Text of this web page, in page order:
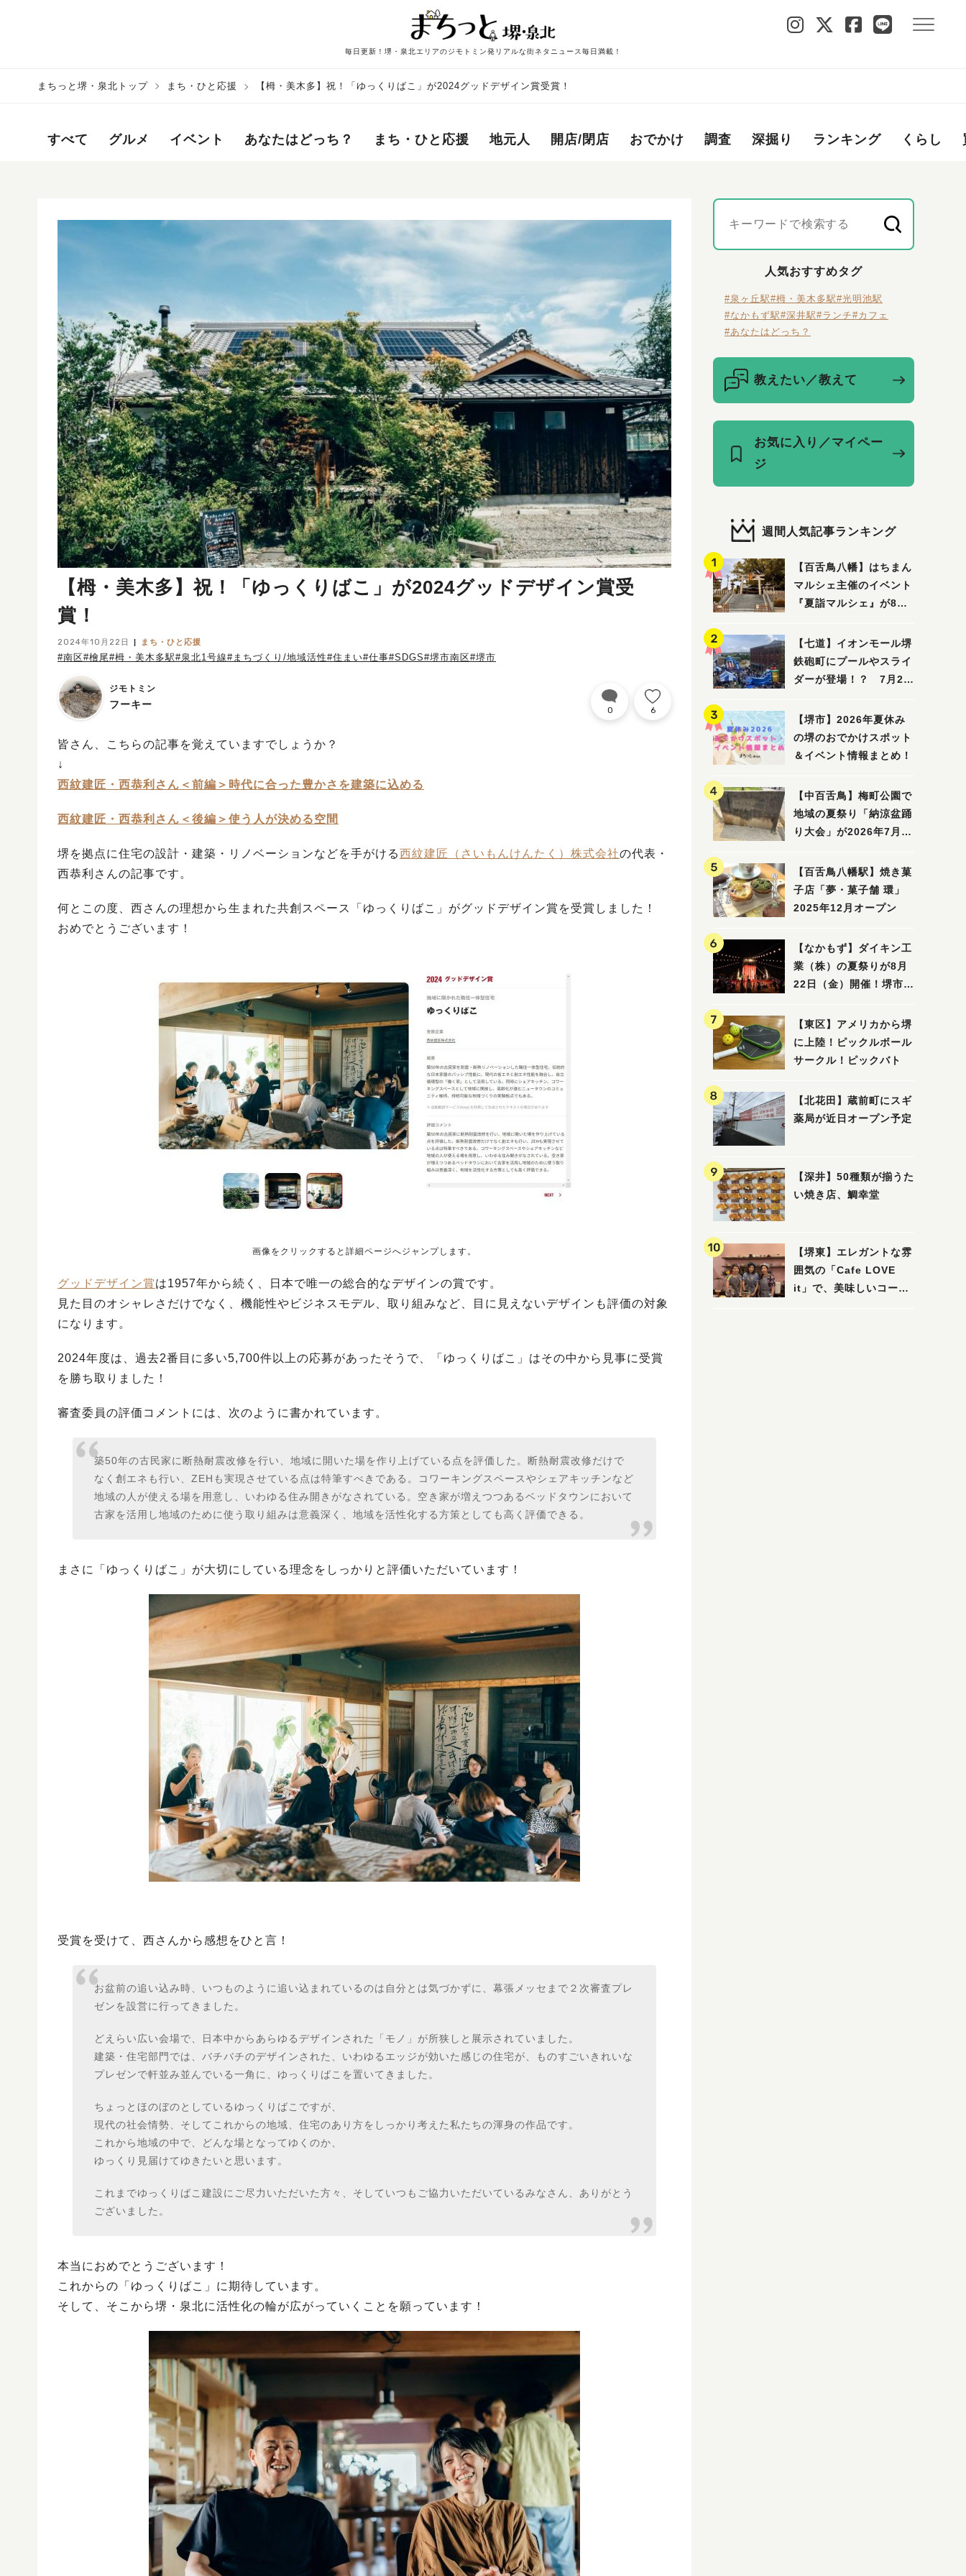
毎日更新！堺・泉北エリアのジモトミン発リアルな街ネタニュース毎日満載！
まちっと堺・泉北トップ まち・ひと応援 【栂・美木多】祝！「ゆっくりばこ」が2024グッドデザイン賞受賞！
すべて グルメ イベント あなたはどっち？ まち・ひと応援 地元人 開店/閉店 おでかけ 調査 深掘り ランキング くらし
【栂・美木多】祝！「ゆっくりばこ」が2024グッドデザイン賞受
賞！
2024年10月22日 まち・ひと応援
#南区#檜尾#栂・美木多駅#泉北1号線#まちづくり/地域活性#住まい#仕事#SDGS#堺市南区#堺市
ジモトミン
フーキー 0 6
皆さん、こちらの記事を覚えていますでしょうか？
↓
西紋建匠・西恭利さん＜前編＞時代に合った豊かさを建築に込める
西紋建匠・西恭利さん＜後編＞使う人が決める空間
堺を拠点に住宅の設計・建築・リノベーションなどを手がける西紋建匠（さいもんけんたく）株式会社の代表・
西恭利さんの記事です。
何とこの度、西さんの理想から生まれた共創スペース「ゆっくりばこ」がグッドデザイン賞を受賞しました！
おめでとうございます！
画像をクリックすると詳細ページへジャンプします。
グッドデザイン賞は1957年から続く、日本で唯一の総合的なデザインの賞です。
見た目のオシャレさだけでなく、機能性やビジネスモデル、取り組みなど、目に見えないデザインも評価の対象
になります。
2024年度は、過去2番目に多い5,700件以上の応募があったそうで、「ゆっくりばこ」はその中から見事に受賞
を勝ち取りました！
審査委員の評価コメントには、次のように書かれています。
築50年の古民家に断熱耐震改修を行い、地域に開いた場を作り上げている点を評価した。断熱耐震改修だけで
なく創エネも行い、ZEHも実現させている点は特筆すべきである。コワーキングスペースやシェアキッチンなど
地域の人が使える場を用意し、いわゆる住み開きがなされている。空き家が増えつつあるベッドタウンにおいて
古家を活用し地域のために使う取り組みは意義深く、地域を活性化する方策としても高く評価できる。
まさに「ゆっくりばこ」が大切にしている理念をしっかりと評価いただいています！
受賞を受けて、西さんから感想をひと言！
お盆前の追い込み時、いつものように追い込まれているのは自分とは気づかずに、幕張メッセまで２次審査プレ
ゼンを設営に行ってきました。
どえらい広い会場で、日本中からあらゆるデザインされた「モノ」が所狭しと展示されていました。
建築・住宅部門では、バチバチのデザインされた、いわゆるエッジが効いた感じの住宅が、ものすごいきれいな
プレゼンで軒並み並んでいる一角に、ゆっくりばこを置いてきました。
ちょっとほのぼのとしているゆっくりばこですが、
現代の社会情勢、そしてこれからの地域、住宅のあり方をしっかり考えた私たちの渾身の作品です。
これから地域の中で、どんな場となってゆくのか、
ゆっくり見届けてゆきたいと思います。
これまでゆっくりばこ建設にご尽力いただいた方々、そしていつもご協力いただいているみなさん、ありがとう
ございました。
本当におめでとうございます！
これからの「ゆっくりばこ」に期待しています。
そして、そこから堺・泉北に活性化の輪が広がっていくことを願っています！
人気おすすめタグ
#泉ヶ丘駅#栂・美木多駅#光明池駅
#なかもず駅#深井駅#ランチ#カフェ
#あなたはどっち？
教えたい／教えて
お気に入り／マイペー
ジ
週間人気記事ランキング
【百舌鳥八幡】はちまん
マルシェ主催のイベント
『夏詣マルシェ』が8月2
【七道】イオンモール堺
鉄砲町にプールやスライ
ダーが登場！？ 7月25
「赤レンガ広場 Kid's
Water PARK 2026」が
開催
【堺市】2026年夏休み
の堺のおでかけスポット
＆イベント情報まとめ！
【中百舌鳥】梅町公園で
地域の夏祭り「納涼盆踊
り大会」が2026年7月26
【百舌鳥八幡駅】焼き菓
子店「夢・菓子舗 環」
2025年12月オープン
【なかもず】ダイキン工
業（株）の夏祭りが8月
22日（金）開催！堺市北
納涼祭
【東区】アメリカから堺
に上陸！ピックルボール
サークル！ピックバト
【北花田】蔵前町にスギ
薬局が近日オープン予定
【深井】50種類が揃うた
い焼き店、鯛幸堂
【堺東】エレガントな雰
囲気の「Cafe LOVE
it」で、美味しいコーヒ